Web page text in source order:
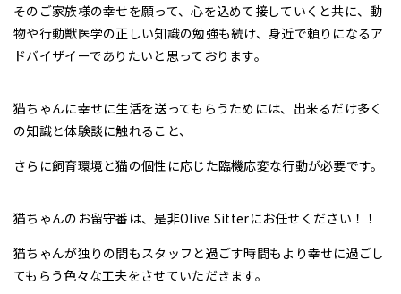
そのご家族様の幸せを願って、心を込めて接していくと共に、動
物や行動獣医学の正しい知識の勉強も続け、身近で頼りになるア
ドバイザイーでありたいと思っております。
猫ちゃんに幸せに生活を送ってもらうためには、出来るだけ多く
の知識と体験談に触れること、
さらに飼育環境と猫の個性に応じた臨機応変な行動が必要です。
猫ちゃんのお留守番は、是非Olive Sitterにお任せください！！
猫ちゃんが独りの間もスタッフと過ごす時間もより幸せに過ごし
てもらう色々な工夫をさせていただきます。